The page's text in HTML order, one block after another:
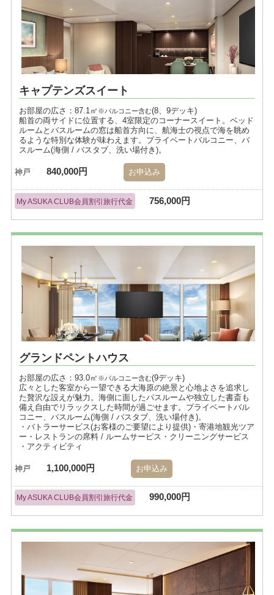
キャプテンズスイート
お部屋の広さ：87.1㎡ ※バルコニー含む(8、9デッキ)
船首の両サイドに位置する、4室限定のコーナースイート。ベッド
ルームとバスルームの窓は船首方向に、航海士の視点で海を眺め
るような特別な体験が味わえます。プライベートバルコニー、バ
スルーム(海側 / バスタブ、洗い場付き)。
神戸 840,000円 お申込み
My ASUKA CLUB会員割引旅行代金 756,000円
グランドペントハウス
お部屋の広さ：93.0㎡ ※バルコニー含む(9デッキ)
広々とした客室から一望できる大海原の絶景と心地よさを追求し
た贅沢な設えが魅力。海側に面したバスルームや独立した書斎も
備え自由でリラックスした時間が過ごせます。プライベートバル
コニー、バスルーム(海側 / バスタブ、洗い場付き)。
・バトラーサービス(お客様のご要望により提供)・寄港地観光ツア
ー・レストランの席料 / ルームサービス・クリーニングサービス
・アクティビティ
神戸 1,100,000円 お申込み
My ASUKA CLUB会員割引旅行代金 990,000円